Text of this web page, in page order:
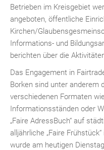
Betrieben im Kreisgebiet
angeboten, öffentliche
Kirchen/
Informations- und
berichten über die
Das Engagement in
Borken sind unter anderem
verschiedenen Formaten
Informationsständen oder
„Faire AdressBuch“ auf
alljährliche „Faire
wurde am heutigen